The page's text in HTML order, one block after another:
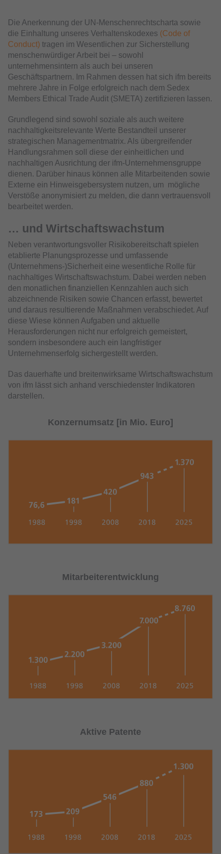
Die Anerkennung der UN-Menschenrechtscharta sowie
die Einhaltung unseres Verhaltenskodexes (Code of
Conduct) tragen im Wesentlichen zur Sicherstellung
menschenwürdiger Arbeit bei – sowohl
unternehmensintern als auch bei unseren
Geschäftspartnern. Im Rahmen dessen hat sich ifm bereits
mehrere Jahre in Folge erfolgreich nach dem Sedex
Members Ethical Trade Audit (SMETA) zertifizieren lassen.
Grundlegend sind sowohl soziale als auch weitere
nachhaltigkeitsrelevante Werte Bestandteil unserer
strategischen Managementmatrix. Als übergreifender
Handlungsrahmen soll diese der einheitlichen und
nachhaltigen Ausrichtung der ifm-Unternehmensgruppe
dienen. Darüber hinaus können alle Mitarbeitenden sowie
Externe ein Hinweisgebersystem nutzen, um mögliche
Verstöße anonymisiert zu melden, die dann vertrauensvoll
bearbeitet werden.
… und Wirtschaftswachstum
Neben verantwortungsvoller Risikobereitschaft spielen
etablierte Planungsprozesse und umfassende
(Unternehmens-)Sicherheit eine wesentliche Rolle für
nachhaltiges Wirtschaftswachstum. Dabei werden neben
den monatlichen finanziellen Kennzahlen auch sich
abzeichnende Risiken sowie Chancen erfasst, bewertet
und daraus resultierende Maßnahmen verabschiedet. Auf
diese Wiese können Aufgaben und aktuelle
Herausforderungen nicht nur erfolgreich gemeistert,
sondern insbesondere auch ein langfristiger
Unternehmenserfolg sichergestellt werden.
Das dauerhafte und breitenwirksame Wirtschaftswachstum
von ifm lässt sich anhand verschiedenster Indikatoren
darstellen.
Konzernumsatz [in Mio. Euro]
Mitarbeiterentwicklung
Aktive Patente